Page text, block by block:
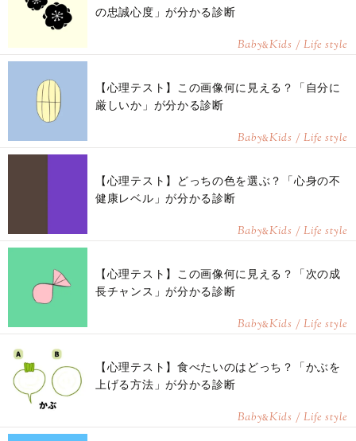
の忠誠心度」が分かる診断
Baby&Kids / Life style
【心理テスト】この画像何に見える？「自分に
厳しいか」が分かる診断
Baby&Kids / Life style
【心理テスト】どっちの色を選ぶ？「心身の不
健康レベル」が分かる診断
Baby&Kids / Life style
【心理テスト】この画像何に見える？「次の成
長チャンス」が分かる診断
Baby&Kids / Life style
【心理テスト】食べたいのはどっち？「かぶを
上げる方法」が分かる診断
Baby&Kids / Life style